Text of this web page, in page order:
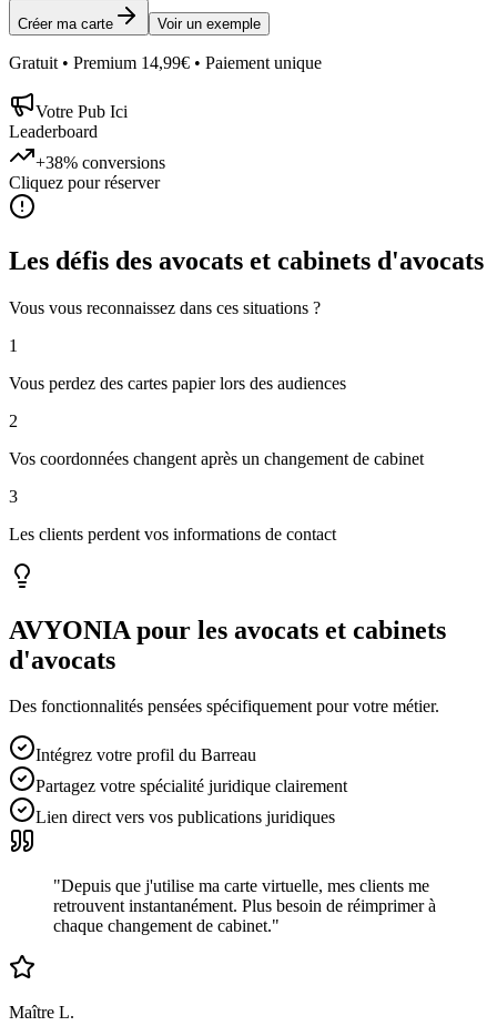
Créer ma carte Voir un exemple
Gratuit • Premium 14,99€ • Paiement unique
Votre Pub Ici
Leaderboard
+38% conversions
Cliquez pour réserver
Les défis des avocats et cabinets d'avocats
Vous vous reconnaissez dans ces situations ?
1
Vous perdez des cartes papier lors des audiences
2
Vos coordonnées changent après un changement de cabinet
3
Les clients perdent vos informations de contact
AVYONIA pour les avocats et cabinets
d'avocats
Des fonctionnalités pensées spécifiquement pour votre métier.
Intégrez votre profil du Barreau
Partagez votre spécialité juridique clairement
Lien direct vers vos publications juridiques
"Depuis que j'utilise ma carte virtuelle, mes clients me
retrouvent instantanément. Plus besoin de réimprimer à
chaque changement de cabinet."
Maître L.